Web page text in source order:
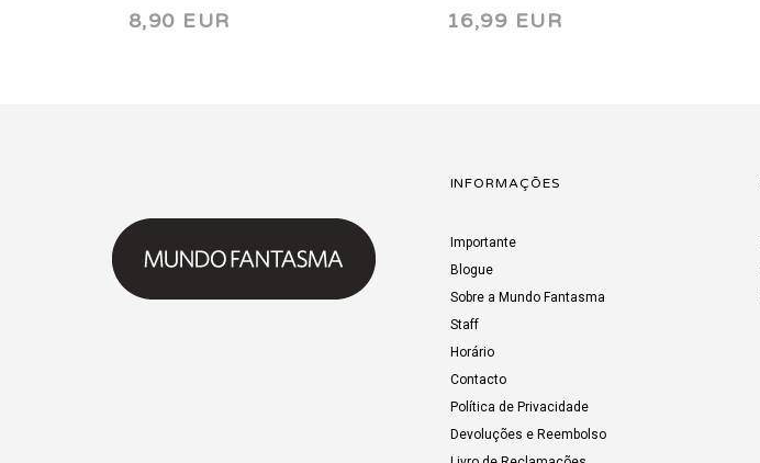
8,90 EUR
Bean 2016
16,99 EUR
INFORMAÇÕES
Importante
Blogue
Sobre a Mundo Fantasma
Staff
Horário
Contacto
Política de Privacidade
Devoluções e Reembolso